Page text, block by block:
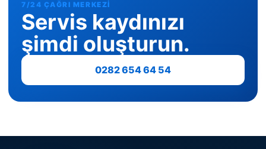
7/24 ÇAĞRI MERKEZI
Servis kaydınızı
şimdi oluşturun.
0282 654 64 54